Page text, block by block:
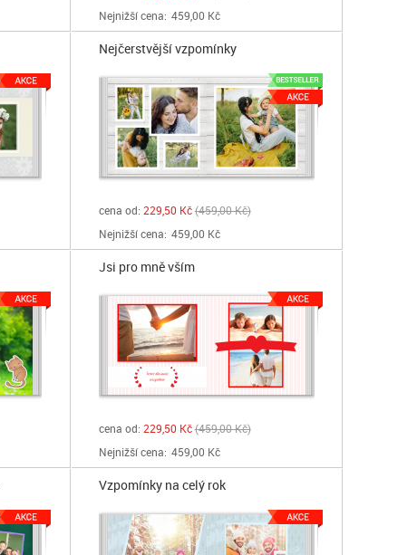
Nejnižší cena: 459,00 Kč
Nejčerstvější vzpomínky
cena od: 229,50 Kč 459,00 Kč
Nejnižší cena: 459,00 Kč
Jsi pro mně vším
cena od: 229,50 Kč 459,00 Kč
Nejnižší cena: 459,00 Kč
Vzpomínky na celý rok